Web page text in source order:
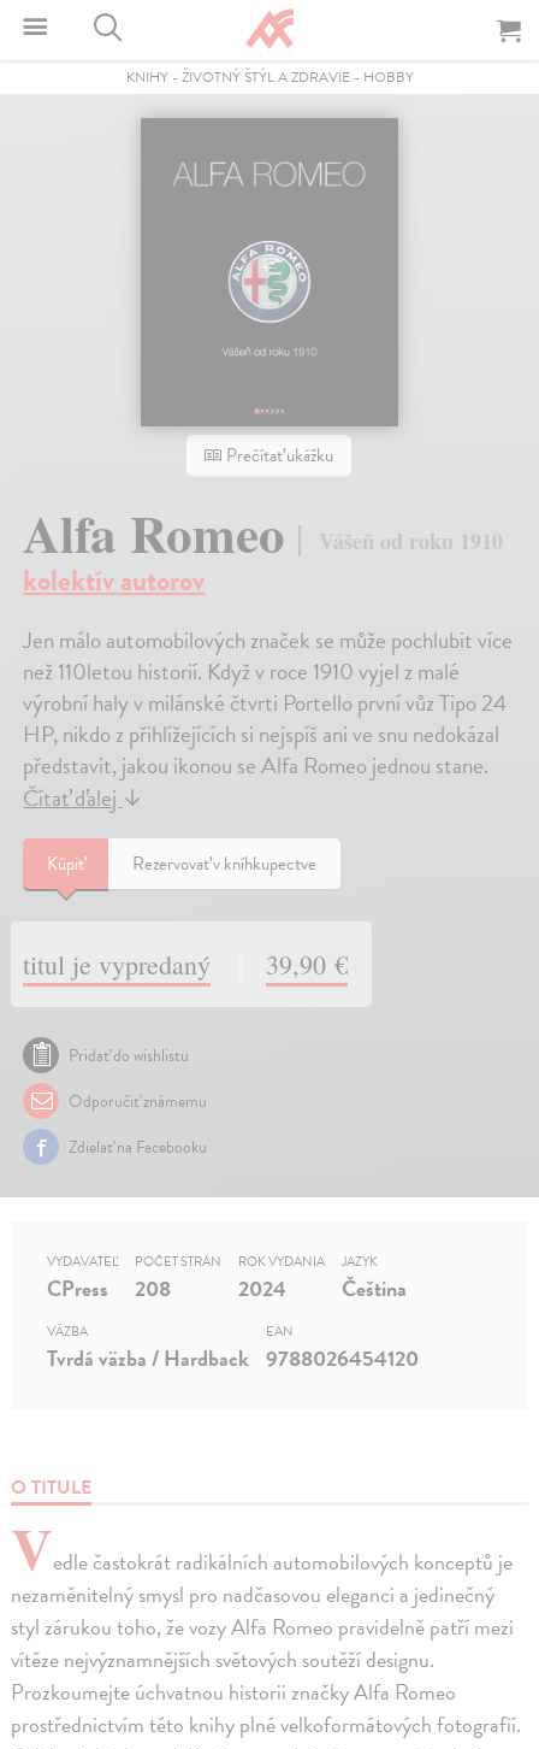
KNIHY- ŽIVOTNÝ ŠTÝL A ZDRAVIE- HOBBY
Prečítať ukážku
Alfa Romeo Vášeň od roku 1910
kolektív autorov
Jen málo automobilových značek se může pochlubit více
než 110letou historií. Když v roce 1910 vyjel z malé
výrobní haly v milánské čtvrti Portello první vůz Tipo 24
HP, nikdo z přihlížejících si nejspíš ani ve snu nedokázal
představit, jakou ikonou se Alfa Romeo jednou stane.
Čítať ďalej ↓
Kúpiť Rezervovať v kníhkupectve
titul je vypredaný 39,90 €
Pridať do wishlistu
Odporučiť známemu
Zdielať na Facebooku
O TITULE
Vedle častokrát radikálních automobilových konceptů je
nezaměnitelný smysl pro nadčasovou eleganci a jedinečný
styl zárukou toho, že vozy Alfa Romeo pravidelně patří mezi
vítěze nejvýznamnějších světových soutěží designu.
Prozkoumejte úchvatnou historii značky Alfa Romeo
prostřednictvím této knihy plné velkoformátových fotografií.
VYDAVATEĽ
CPress
POČET STRÁN
208
ROK VYDANIA
2024
JAZYK
Čeština
VÄZBA
Tvrdá väzba / Hardback
EAN
9788026454120